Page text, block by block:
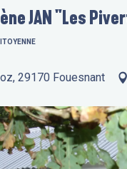
JAN "Les
29170 Fouesnant